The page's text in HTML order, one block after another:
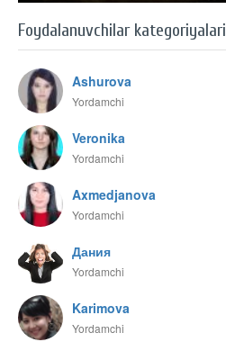
Foydalanuvchilar kategoriyalari
Ashurova
Yordamchi
Veronika
Yordamchi
Axmedjanova
Yordamchi
Дания
Yordamchi
Karimova
Yordamchi